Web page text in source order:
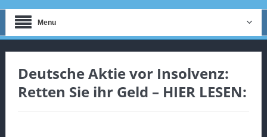
Menu
Deutsche Aktie vor Insolvenz:
Retten Sie ihr Geld – HIER LESEN: